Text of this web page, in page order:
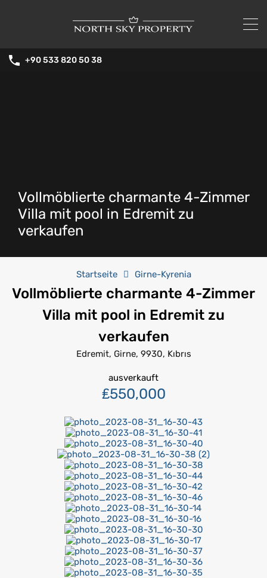
+90 533 820 50 38
Vollmöblierte charmante 4-Zimmer
Villa mit pool in Edremit zu
verkaufen
Startseite Girne-Kyrenia
Vollmöblierte charmante 4-Zimmer
Villa mit pool in Edremit zu
verkaufen
Edremit, Girne, 9930, Kıbrıs
ausverkauft
₤550,000